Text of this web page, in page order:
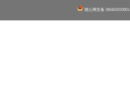
赣公网安备